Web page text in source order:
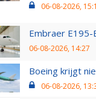
06-08-2026,
Embraer E195-
06-08-2026, 14:27
Boeing krijgt
06-08-2026,